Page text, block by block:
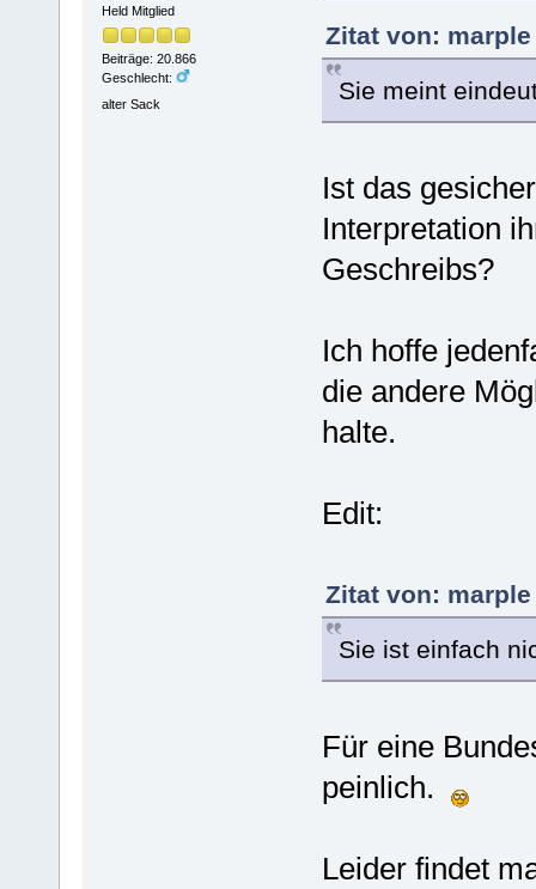
Held Mitglied
Beiträge: 20.866
Geschlecht:
alter Sack
Zitat von: marple
Sie meint
Ist das
Interpretation
Geschreibs?
Ich hoffe
die andere
halte.
Edit:
Zitat von: marple
Sie ist einfach
Für eine
peinlich.
Leider findet